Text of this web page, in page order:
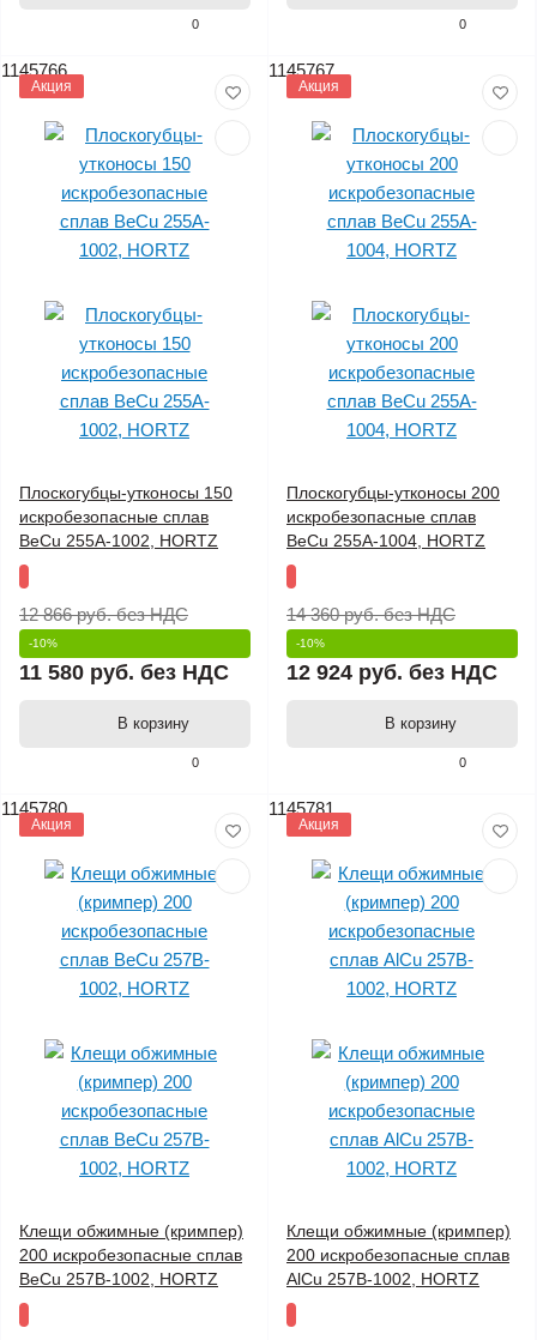
0 0
1145766
Акция
0
Плоскогубцы-утконосы 150
искробезопасные сплав
BeCu 255A-1002, HORTZ
12 866 руб.без НДС
-10%
11 580 руб. без НДС
В корзину
1145767
Акция
0
Плоскогубцы-утконосы 200
искробезопасные сплав
BeCu 255A-1004, HORTZ
14 360 руб.без НДС
-10%
12 924 руб. без НДС
В корзину
1145780
Акция
Клещи обжимные (кримпер)
200 искробезопасные сплав
BeCu 257B-1002, HORTZ
1145781
Акция
Клещи обжимные (кримпер)
200 искробезопасные сплав
AlCu 257B-1002, HORTZ